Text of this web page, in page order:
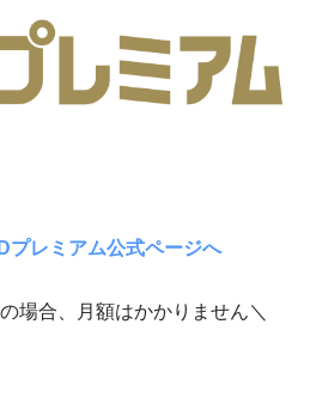
プレミアム公式ページへ
場合、月額はかかりません＼